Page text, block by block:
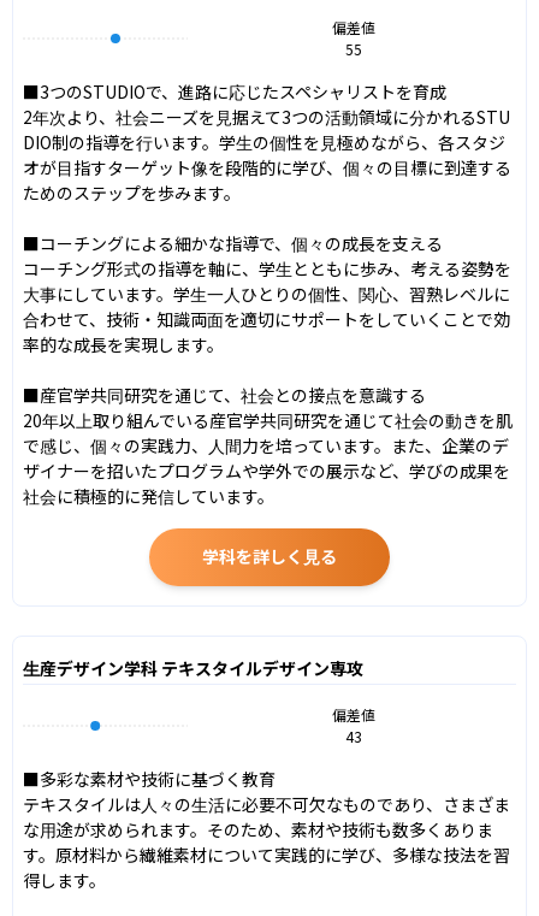
偏差値
55
■3つのSTUDIOで、進路に応じたスペシャリストを育成
2年次より、社会ニーズを見据えて3つの活動領域に分かれるSTU
DIO制の指導を行います。学生の個性を見極めながら、各スタジ
オが目指すターゲット像を段階的に学び、個々の目標に到達する
ためのステップを歩みます。
■コーチングによる細かな指導で、個々の成長を支える
コーチング形式の指導を軸に、学生とともに歩み、考える姿勢を
大事にしています。学生一人ひとりの個性、関心、習熟レベルに
合わせて、技術・知識両面を適切にサポートをしていくことで効
率的な成長を実現します。
■産官学共同研究を通じて、社会との接点を意識する
20年以上取り組んでいる産官学共同研究を通じて社会の動きを肌
で感じ、個々の実践力、人間力を培っています。また、企業のデ
ザイナーを招いたプログラムや学外での展示など、学びの成果を
社会に積極的に発信しています。
学科を詳しく見る
生産デザイン学科 テキスタイルデザイン専攻
偏差値
43
■多彩な素材や技術に基づく教育
テキスタイルは人々の生活に必要不可欠なものであり、さまざま
な用途が求められます。そのため、素材や技術も数多くありま
す。原材料から繊維素材について実践的に学び、多様な技法を習
得します。